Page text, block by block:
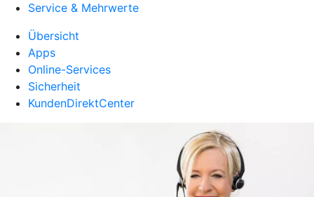
Service & Mehrwerte
Übersicht
Apps
Online-Services
Sicherheit
KundenDirektCenter